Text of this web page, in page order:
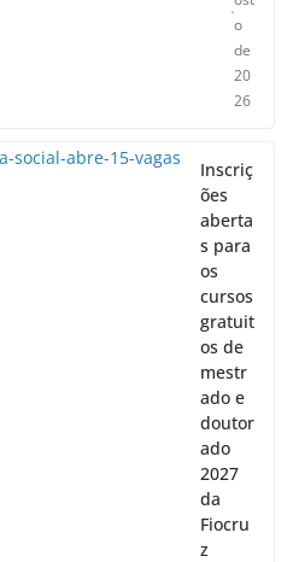
o
de
20
26
Inscriç
ões
aberta
s para
os
cursos
gratuit
os de
mestr
ado e
doutor
ado
2027
da
Fiocru
z